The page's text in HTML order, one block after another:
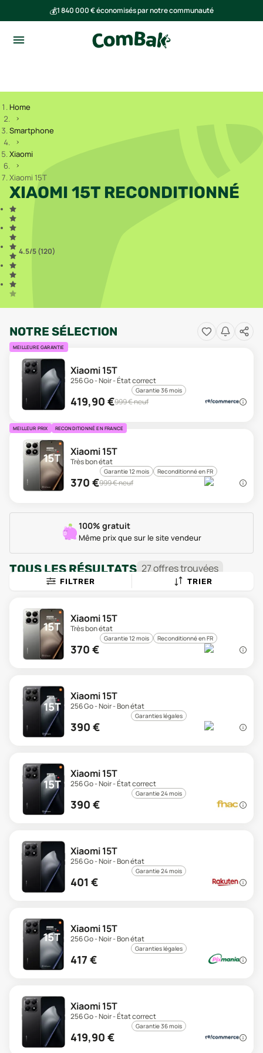
💰1 840 000 € économisés par notre communauté
Home
Smartphone
Xiaomi
Xiaomi 15T
XIAOMI 15T RECONDITIONNÉ
4.5/5 (120)
NOTRE SÉLECTION
MEILLEURE GARANTIE
Xiaomi 15T
256 Go - Noir - État correct
Garantie 36 mois
419,90 €999€ neuf
MEILLEUR PRIX RECONDITIONNÉ EN FRANCE
Xiaomi 15T
Très bon état
Garantie 12 mois Reconditionné en FR
370 €999€ neuf
100% gratuit
Même prix que sur le site vendeur
TOUS LES RÉSULTATS 27offrestrouvées
FILTRER TRIER
Xiaomi 15T
Très bon état
Garantie 12 mois Reconditionné en FR
370 €
Xiaomi 15T
256 Go - Noir - Bon état
Garanties légales
390 €
Xiaomi 15T
256 Go - Noir - État correct
Garantie 24 mois
390 €
Xiaomi 15T
256 Go - Noir - Bon état
Garantie 24 mois
401 €
Xiaomi 15T
256 Go - Noir - Bon état
Garanties légales
417 €
Xiaomi 15T
256 Go - Noir - État correct
Garantie 36 mois
419,90 €